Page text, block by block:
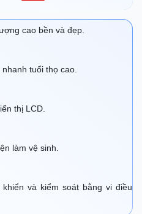
cao bền và đẹp.
tuổi thọ cao.
thị LCD.
làm vệ sinh.
và kiểm soát bằng vi điều